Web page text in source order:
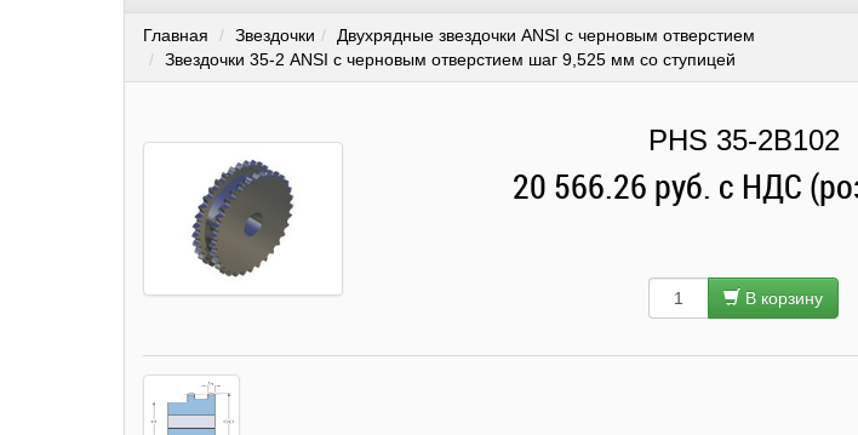
Главная Звездочки
Двухрядные звездочки ANSI с черновым отверстием
Звездочки 35-2 ANSI с черновым отверстием шаг 9,525 мм со ступицей
PHS 35-2B102
20 566.26 руб. с НДС
В корзину